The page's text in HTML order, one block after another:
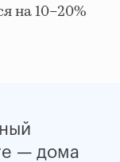
на 10–20%
— дома